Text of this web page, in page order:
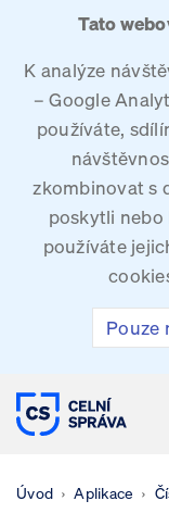
Tato
K analýze
– Google
používáte,
zkombinovat s
poskytli nebo
používáte
Pouze
Úvod Aplikace